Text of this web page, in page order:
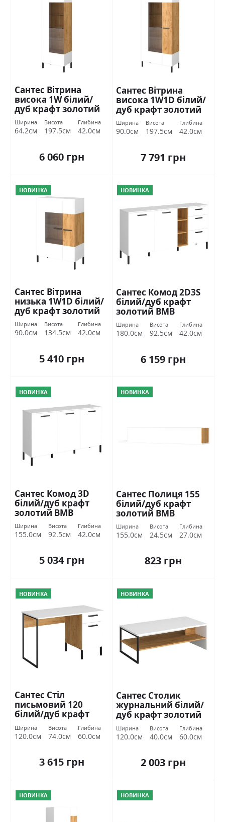
Сантес Вітрина
висока 1W білий/
дуб крафт золотий
ВМВ Холдинг
Ширина
64.2см
Висота
197.5см
Глибина
42.0см
6 060 грн
Сантес Вітрина
висока 1W1D білий/
дуб крафт золотий
ВМВ Холдинг
Ширина
90.0см
Висота
197.5см
Глибина
42.0см
7 791 грн
НОВИНКА
Сантес Вітрина
низька 1W1D білий/
дуб крафт золотий
ВМВ Холдинг
Ширина
90.0см
Висота
134.5см
Глибина
42.0см
5 410 грн
НОВИНКА
Сантес Комод 2D3S
білий/дуб крафт
золотий ВМВ
Холдинг
Ширина
180.0см
Висота
92.5см
Глибина
42.0см
6 159 грн
НОВИНКА
Сантес Комод 3D
білий/дуб крафт
золотий ВМВ
Холдинг
Ширина
155.0см
Висота
92.5см
Глибина
42.0см
5 034 грн
НОВИНКА
Сантес Полиця 155
білий/дуб крафт
золотий ВМВ
Холдинг
Ширина
155.0см
Висота
24.5см
Глибина
27.0см
823 грн
НОВИНКА
Сантес Стіл
письмовий 120
білий/дуб крафт
золотий ВМВ
Холдинг
Ширина
120.0см
Висота
74.0см
Глибина
60.0см
3 615 грн
НОВИНКА
Сантес Столик
журнальний білий/
дуб крафт золотий
ВМВ Холдинг
Ширина
120.0см
Висота
40.0см
Глибина
60.0см
2 003 грн
НОВИНКА НОВИНКА